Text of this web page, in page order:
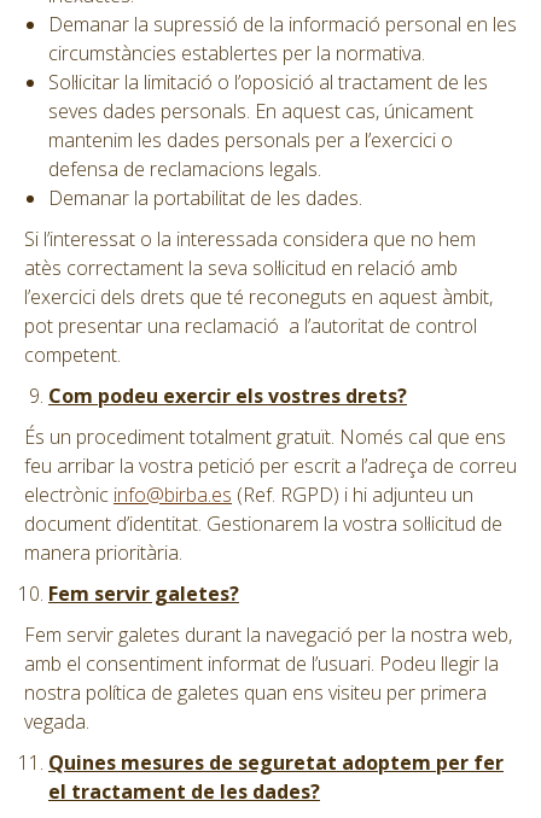
Demanar la supressió de la informació personal en les
circumstàncies establertes per la normativa.
Sol·licitar la limitació o l’oposició al tractament de les
seves dades personals. En aquest cas, únicament
mantenim les dades personals per a l’exercici o
defensa de reclamacions legals.
Demanar la portabilitat de les dades.
Si l’interessat o la interessada considera que no hem
atès correctament la seva sol·licitud en relació amb
l’exercici dels drets que té reconeguts en aquest àmbit,
pot presentar una reclamació a l’autoritat de control
competent.
Com podeu exercir els vostres drets?
És un procediment totalment gratuït. Només cal que ens
feu arribar la vostra petició per escrit a l’adreça de correu
electrònic info@birba.es (Ref. RGPD) i hi adjunteu un
document d’identitat. Gestionarem la vostra sol·licitud de
manera prioritària.
Fem servir galetes?
Fem servir galetes durant la navegació per la nostra web,
amb el consentiment informat de l’usuari. Podeu llegir la
nostra política de galetes quan ens visiteu per primera
vegada.
Quines mesures de seguretat adoptem per fer
el tractament de les dades?